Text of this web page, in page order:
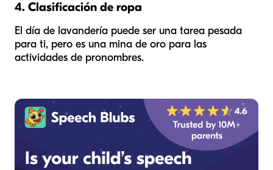
4. Clasificación de ropa
El día de lavandería puede ser una tarea pesada
para ti, pero es una mina de oro para las
actividades de pronombres.